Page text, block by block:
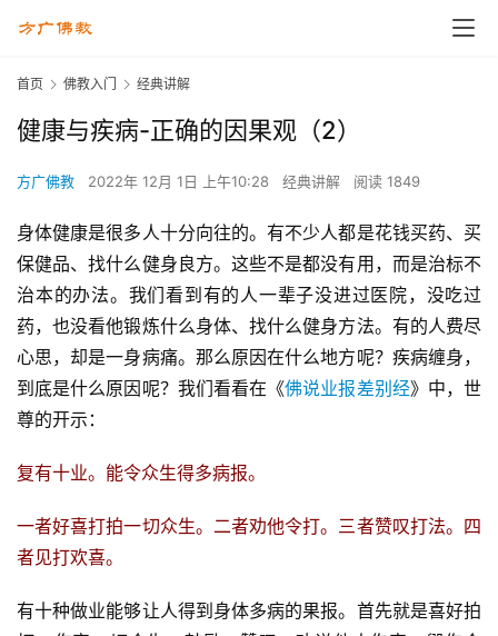
首页 佛教入门 经典讲解
健康与疾病-正确的因果观（2）
方广佛教 2022年 12月 1日 上午10:28 经典讲解 阅读 1849
身体健康是很多人十分向往的。有不少人都是花钱买药、买
保健品、找什么健身良方。这些不是都没有用，而是治标不
治本的办法。我们看到有的人一辈子没进过医院，没吃过
药，也没看他锻炼什么身体、找什么健身方法。有的人费尽
心思，却是一身病痛。那么原因在什么地方呢？疾病缠身，
到底是什么原因呢？我们看看在《佛说业报差别经》中，世
尊的开示：
复有十业。能令众生得多病报。
一者好喜打拍一切众生。二者劝他令打。三者赞叹打法。四
者见打欢喜。
有十种做业能够让人得到身体多病的果报。首先就是喜好拍